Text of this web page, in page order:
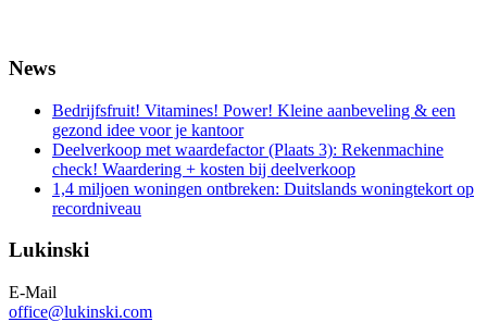
News
Bedrijfsfruit! Vitamines! Power! Kleine aanbeveling & een
gezond idee voor je kantoor
Deelverkoop met waardefactor (Plaats 3): Rekenmachine
check! Waardering + kosten bij deelverkoop
1,4 miljoen woningen ontbreken: Duitslands woningtekort op
recordniveau
Lukinski
E-Mail
office@lukinski.com